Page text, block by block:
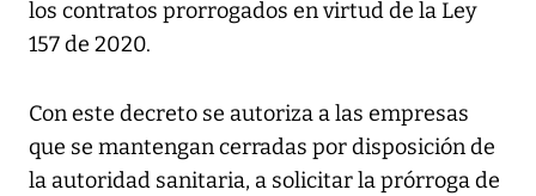
los contratos prorrogados en virtud de la Ley
157 de 2020.
Con este decreto se autoriza a las empresas
que se mantengan cerradas por disposición de
la autoridad sanitaria, a solicitar la prórroga de